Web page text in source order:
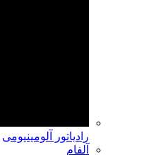
رادیاتور آلومینیومی
آلفام